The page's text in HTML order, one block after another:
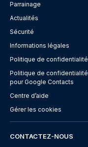
Parrainage
Actualités
Sécurité
Informations légales
Politique de confidentialité
Politique de confidentialité
pour Google Contacts
Centre d’aide
Gérer les cookies
CONTACTEZ-NOUS